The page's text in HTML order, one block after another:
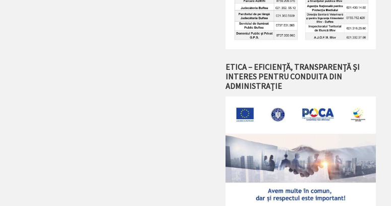
ETICA – EFICIENȚĂ, TRANSPARENȚĂ ȘI
INTERES PENTRU CONDUITA DIN
ADMINISTRAȚIE